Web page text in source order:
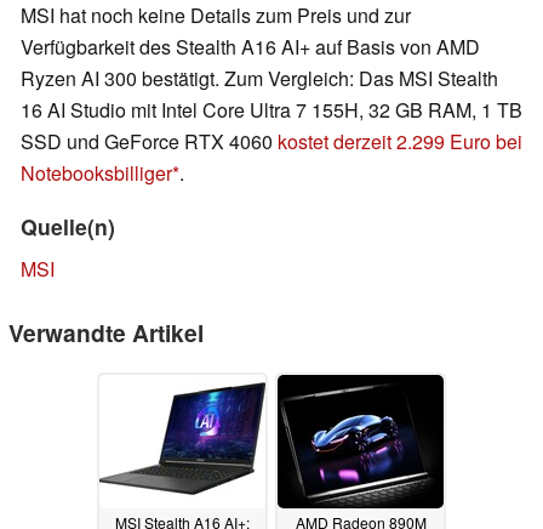
MSI hat noch keine Details zum Preis und zur
Verfügbarkeit des Stealth A16 AI+ auf Basis von AMD
Ryzen AI 300 bestätigt. Zum Vergleich: Das MSI Stealth
16 AI Studio mit Intel Core Ultra 7 155H, 32 GB RAM, 1 TB
SSD und GeForce RTX 4060 kostet derzeit 2.299 Euro bei
Notebooksbilliger .
Quelle(n)
MSI
Verwandte Artikel
MSI Stealth A16 AI+: AMD Radeon 890M